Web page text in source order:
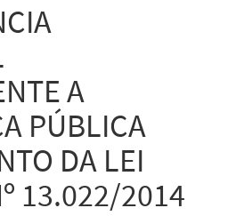
A
PÚBLICA
DA LEI
13.022/2014